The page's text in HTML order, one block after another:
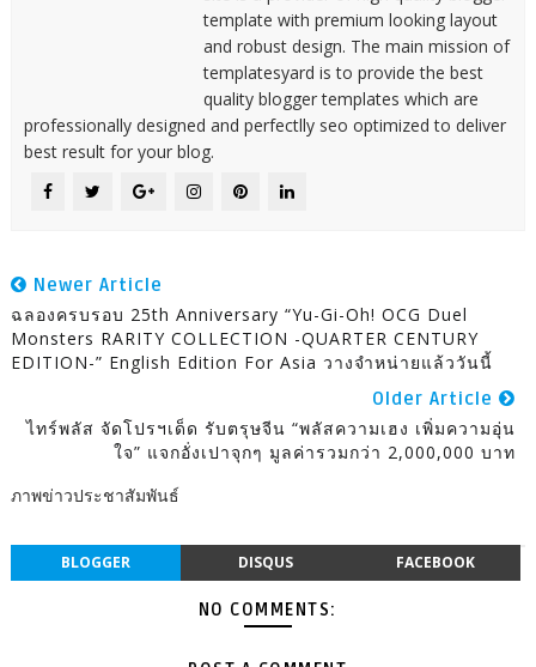
template with premium looking layout
and robust design. The main mission of
templatesyard is to provide the best
quality blogger templates which are
professionally designed and perfectlly seo optimized to deliver
best result for your blog.
Newer Article
ฉลองครบรอบ 25th Anniversary “Yu-Gi-Oh! OCG Duel
Monsters RARITY COLLECTION -QUARTER CENTURY
EDITION-” English Edition For Asia วางจำหน่ายแล้ววันนี้
Older Article
ไทร์พลัส จัดโปรฯเด็ด รับตรุษจีน “พลัสความเฮง เพิ่มความอุ่น
ใจ” แจกอั่งเปาจุกๆ มูลค่ารวมกว่า 2,000,000 บาท
ภาพข่าวประชาสัมพันธ์
BLOGGER DISQUS FACEBOOK
NO COMMENTS: